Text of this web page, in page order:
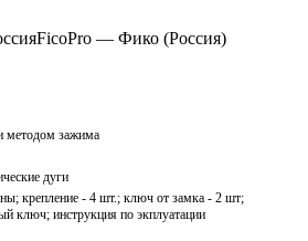
FicoPro — Фико (Россия)
методом зажима
дуги
крепление - 4 шт.; ключ от замка - 2 шт;
ключ; инструкция по экплуатации